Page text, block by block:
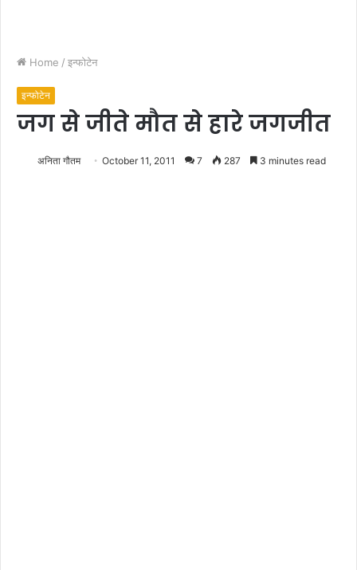
Home / इन्फोटेन
इन्फोटेन
जग से जीते मौत से हारे जगजीत
अनिता गौतम October 11, 2011 7 287 3 minutes read